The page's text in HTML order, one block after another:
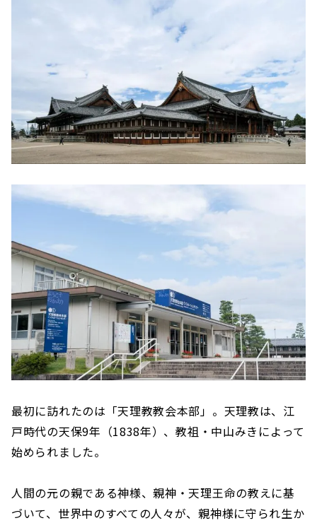
最初に訪れたのは「天理教教会本部」。天理教は、江
戸時代の天保9年（1838年）、教祖・中山みきによって
始められました。
人間の元の親である神様、親神・天理王命の教えに基
づいて、世界中のすべての人々が、親神様に守られ生か